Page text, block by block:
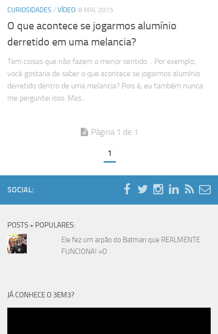
CURIOSIDADES / VÍDEO 8 MAI, 2015
O que acontece se jogarmos alumínio
derretido em uma melancia?
Tem coisas que não fazem o menor sentido… Por exemplo,
você gostaria de saber o que acontece se jogarmos alumínio
derretido dentro de uma melancia? Pois é, eu também nunca
me perguntei isso. Mas...
Página 1 de 1
1
SOCIAL:
POSTS + POPULARES:
Ele fez um arpão do Batman que REALMENTE
FUNCIONA! =O
JÁ CONHECE O 3EM3?